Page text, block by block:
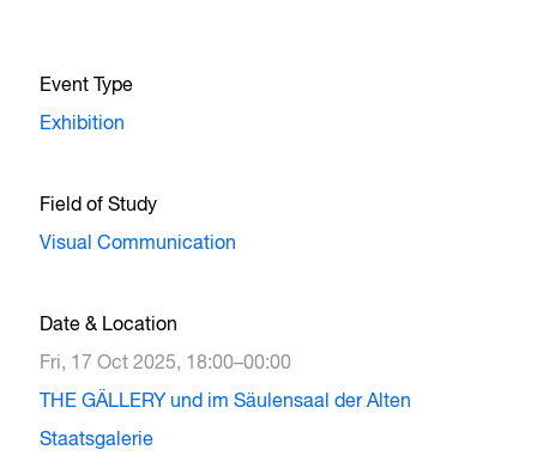
Event Type
Exhibition
Field of Study
Visual Communication
Date & Location
Fri, 17 Oct 2025, 18:00–00:00
THE GÄLLERY und im Säulensaal der Alten
Staatsgalerie